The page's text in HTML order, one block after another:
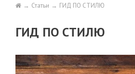
Статьи ГИД ПО СТИЛЮ
ГИД ПО СТИЛЮ